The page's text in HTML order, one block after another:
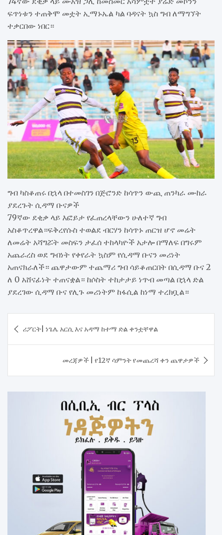
ፍጥነቱን ተጠቅሞ መቷት ኢማኑኤል ካል ባዳናት ኳስ ግብ ለማግኘት
ተቃርበው ነበር።
ግብ ካስቆጠሩ በኋላ በተመስገን በጅሮንድ ከሳጥን ውጪ ጠንካራ ሙከራ
ያደረጉት ሲዳማ ቡናዎች
79ኛው ደቂቃ ላይ እፎይታ የፈጠረላቸውን ሁለተኛ ግብ
አስቆጥረዋል።ፍቅረየሱስ ተወልደ ብርሃን ከሳጥኑ ጠርዝ ሆኖ መሬት
ለመሬት አሻግሯት መስፍን ታፈሰ ተከላካዮች አታሎ በማለፍ በግሩም
አጨራረስ ወደ ግብነት የቀየራት ኳስም የሲዳማ ቡናን መሪነት
አጠናክራለች። ጨዋታውም ተጨማሪ ግብ ሳይቆጠርበት በሲዳማ ቡና 2
ለ 0 አሸናፊነት ተጠናቋል። ከሶስት ተከታታይ ነጥብ መጣል በኋላ ድል
ያደረገው ሲዳማ ቡና የሊጉ መሪነትም ከፋሲል ከነማ ተረክቧል።
navigation
ሪፖርት| ነጌሌ አርሲ እና አዳማ ከተማ ድል ቀንቷቸዋል
መረጃዎች | የ12ኛ ሳምንት የመጨረሻ ቀን ጨዋታዎች